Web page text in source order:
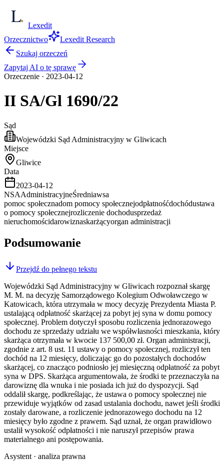
Lexedit
Orzecznictwo
Lexedit Research
Szukaj orzeczeń
Zapytaj AI o tę sprawę
Orzeczenie · 2023-04-12
II SA/Gl 1690/22
Sąd
Wojewódzki Sąd Administracyjny w Gliwicach
Miejsce
Gliwice
Data
2023-04-12
NSAAdministracyjneŚredniawsa
pomoc społecznadom pomocy społecznejodpłatnośćdochódustawa
o pomocy społecznejrozliczenie dochodusprzedaż
nieruchomościdarowiznaskarżącyorgan administracji
Podsumowanie
Przejdź do pełnego tekstu
Wojewódzki Sąd Administracyjny w Gliwicach rozpoznał skargę
M. M. na decyzję Samorządowego Kolegium Odwoławczego w
Katowicach, która utrzymała w mocy decyzję Prezydenta Miasta P.
ustalającą odpłatność skarżącej za pobyt jej syna w domu pomocy
społecznej. Problem dotyczył sposobu rozliczenia jednorazowego
dochodu ze sprzedaży udziału we współwłasności mieszkania, który
skarżąca otrzymała w kwocie 137 500,00 zł. Organ administracji,
zgodnie z art. 8 ust. 11 ustawy o pomocy społecznej, rozliczył ten
dochód na 12 miesięcy, doliczając go do pozostałych dochodów
skarżącej, co znacząco podniosło jej miesięczną odpłatność za pobyt
syna w DPS. Skarżąca argumentowała, że środki te przeznaczyła na
darowiznę dla wnuka i nie posiada ich już do dyspozycji. Sąd
oddalił skargę, podkreślając, że ustawa o pomocy społecznej nie
przewiduje wyjątków od zasad ustalania dochodu, nawet jeśli środki
zostały darowane, a rozliczenie jednorazowego dochodu na 12
miesięcy było zgodne z prawem. Sąd uznał, że organ prawidłowo
ustalił wysokość odpłatności i nie naruszył przepisów prawa
materialnego ani postępowania.
Asystent · analiza prawna